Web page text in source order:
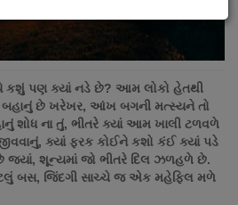
કશું પણ ક્યાં નડે છે? આમ લોકો હેતથી
છે ખરેખર, આંખ બગની મત્સ્યને તો
શોધ ના તું, ભીતરે ક્યાં આમ ખાલી ટળવળે
ક્યાં ફરક કોઈને કશો કંઈ ક્યાં પડે
જ્યાં, શૂન્યમાં જો ભીતરે દિલ ઝળહળે છે.
બસ, જિંદગી સાચ્ચે જ એક મહેફિલ મળે